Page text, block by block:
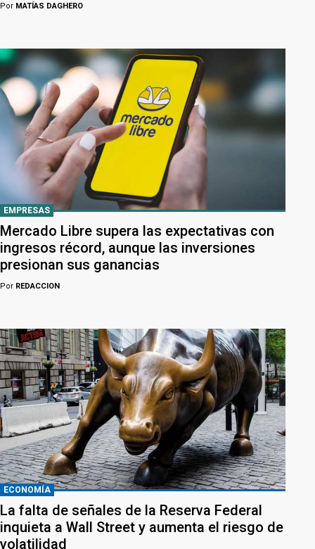
Por MATÍAS DAGHERO
EMPRESAS
Mercado Libre supera las expectativas con
ingresos récord, aunque las inversiones
presionan sus ganancias
Por REDACCION
ECONOMÍA
La falta de señales de la Reserva Federal
inquieta a Wall Street y aumenta el riesgo de
volatilidad